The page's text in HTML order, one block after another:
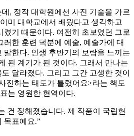
, 정작 대학원에선 사진 기술을 가르
미 대학교에서 배웠다고 생각하고
켰기 때문이다. 여전히 초보였던 그로
한 훈련 덕분에 예술, 예술가에 대
말한다. 인생 후반기의 보람을 느끼는
된 계기가 된 것이다. 그래서 만나는
달라졌다. 그리고 그간 고생한 것이
진하는 태도가 틀렸어요>라는 책도
는 영원한 현역이다.
건 정해졌습니다. 제 작품이 국립현
목표예요.”